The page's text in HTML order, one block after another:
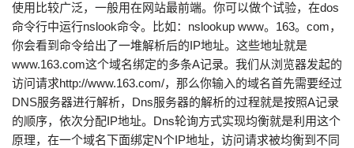
使用比较广泛，一般用在网站最前端。你可以做个试验，在dos
命令行中运行nslook命令。比如：nslookup www。163。com，
你会看到命令给出了一堆解析后的IP地址。这些地址就是
www.163.com这个域名绑定的多条A记录。我们从浏览器发起的
访问请求http://www.163.com/，那么你输入的域名首先需要经过
DNS服务器进行解析，Dns服务器的解析的过程就是按照A记录
的顺序，依次分配IP地址。Dns轮询方式实现均衡就是利用这个
原理，在一个域名下面绑定N个IP地址，访问请求被均衡到不同